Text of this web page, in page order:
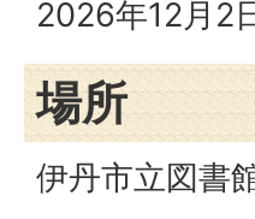
2026年12月2
場所
伊丹市立図書